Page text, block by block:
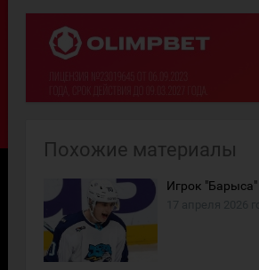
Похожие материалы
Игрок